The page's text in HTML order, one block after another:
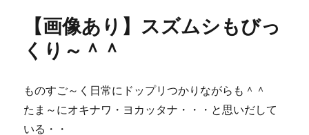
【画像あり】スズムシもびっ
くり～＾＾
ものすご～く日常にドップリつかりながらも＾＾
たま～にオキナワ・ヨカッタナ・・・と思いだして
いる・・